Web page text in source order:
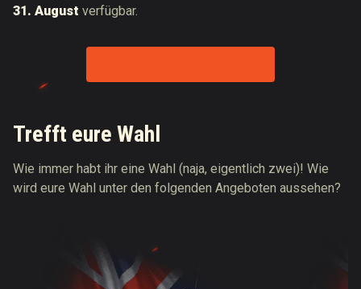
31. August verfügbar.
Trefft eure Wahl
Wie immer habt ihr eine Wahl (naja, eigentlich zwei)! Wie
wird eure Wahl unter den folgenden Angeboten aussehen?